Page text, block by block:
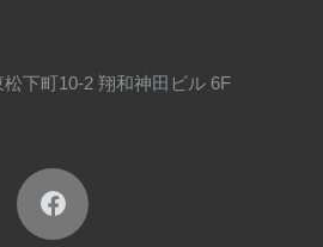
下町10-2 翔和神田ビル 6F